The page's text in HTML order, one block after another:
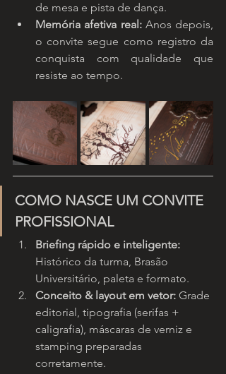
de mesa e pista de dança.
Memória afetiva real: Anos depois,
o convite segue como registro da
conquista com qualidade que
resiste ao tempo.
COMO NASCE UM CONVITE
PROFISSIONAL
Briefing rápido e inteligente:
Histórico da turma, Brasão
Universitário, paleta e formato.
Conceito & layout em vetor: Grade
editorial, tipografia (serifas +
caligrafia), máscaras de verniz e
stamping preparadas
corretamente.